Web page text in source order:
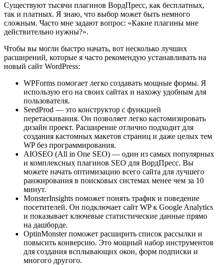
Существуют тысячи плагинов ВордПресс, как бесплатных,
так и платных. Я знаю, что выбор может быть немного
сложным. Часто мне задают вопрос: «Какие плагины мне
действительно нужны?».
Чтобы вы могли быстро начать, вот несколько лучших
расширений, которые я часто рекомендую устанавливать на
новый сайт WordPress:
WPForms помогает легко создавать мощные формы. Я
использую его на своих сайтах и нахожу удобным для
пользователя.
SeedProd — это конструктор с функцией
перетаскивания. Он позволяет легко кастомизировать
дизайн проект. Расширение отлично подходит для
создания кастомных макетов страниц и даже целых тем
WP без программирования.
AIOSEO (All in One SEO) — один из самых популярных
и комплексных плагинов SEO для ВордПресс. Вы
можете начать оптимизацию всего сайта для лучшего
ранжирования в поисковых системах менее чем за 10
минут.
MonsterInsights поможет понять трафик и поведение
посетителей. Он подключает сайт WP к Google Analytics
и показывает ключевые статистические данные прямо
на дашборде.
OptinMonster поможет расширить список рассылки и
повысить конверсию. Это мощный набор инструментов
для создания всплывающих окон, форм подписки и
многого другого.